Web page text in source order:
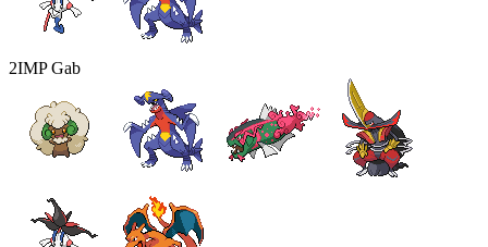
2IMP Gab